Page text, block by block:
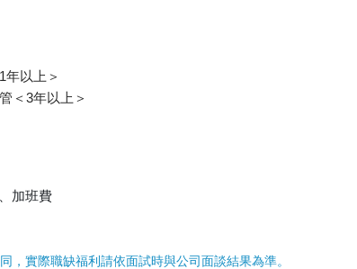
年以上＞
＜3年以上＞
加班費
，實際職缺福利請依面試時與公司面談結果為準。